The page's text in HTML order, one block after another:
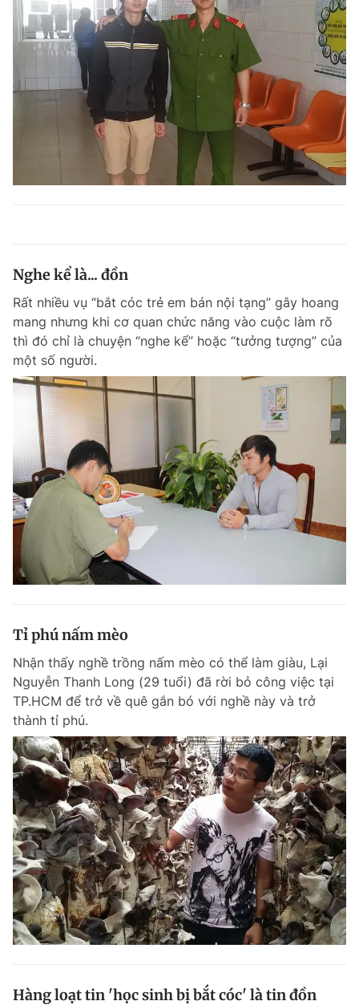
Nghe kể là... đồn
Rất nhiều vụ “bắt cóc trẻ em bán nội tạng” gây hoang
mang nhưng khi cơ quan chức năng vào cuộc làm rõ
thì đó chỉ là chuyện “nghe kể” hoặc “tưởng tượng” của
một số người.
Tỉ phú nấm mèo
Nhận thấy nghề trồng nấm mèo có thể làm giàu, Lại
Nguyễn Thanh Long (29 tuổi) đã rời bỏ công việc tại
TP.HCM để trở về quê gắn bó với nghề này và trở
thành tỉ phú.
Hàng loạt tin 'học sinh bị bắt cóc' là tin đồn